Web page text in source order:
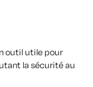
outil utile pour
la sécurité au